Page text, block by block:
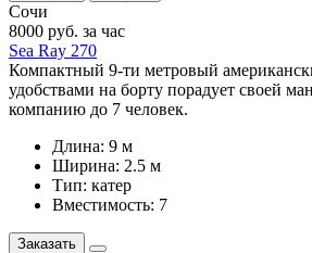
Сочи
8000 руб. за час
Sea Ray 270
Компактный 9-ти метровый
удобствами на борту порадует своей
компанию до 7 человек.
Длина: 9 м
Ширина: 2.5 м
Тип: катер
Вместимость: 7
Заказать